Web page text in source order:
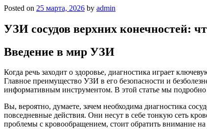
Posted on 25 марта, 2026 by admin
УЗИ сосудов верхних конечностей:
Введение в мир УЗИ
Когда речь заходит о здоровье, диагностика играет
Главное преимущество УЗИ в его безопасности и
информативным инструментом. В этой статье мы подробно
Вы, вероятно, думаете, зачем необходима диагностика
повседневные действия. Они несут в себе тонкую сеть
проблемы с кровообращением, стоит обратить внимание